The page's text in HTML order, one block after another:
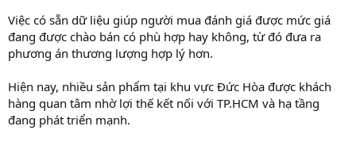
Việc có sẵn dữ liệu giúp người mua đánh giá được mức giá
đang được chào bán có phù hợp hay không, từ đó đưa ra
phương án thương lượng hợp lý hơn.
Hiện nay, nhiều sản phẩm tại khu vực Đức Hòa được khách
hàng quan tâm nhờ lợi thế kết nối với TP.HCM và hạ tầng
đang phát triển mạnh.